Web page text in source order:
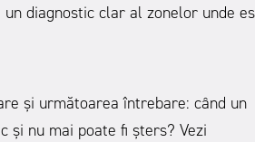
diagnostic clar al zonelor unde
și următoarea întrebare: când un
și nu mai poate fi șters? Vezi